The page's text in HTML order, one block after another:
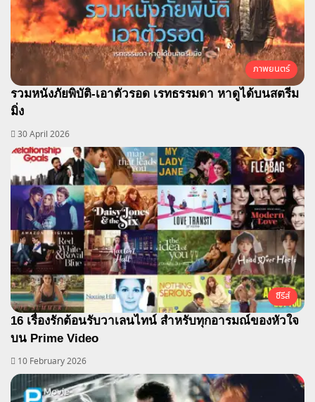
ภาพยนตร์
รวมหนังภัยพิบัติ-เอาตัวรอด เรทธรรมดา หาดูได้บนสตรีม
มิ่ง
30 April 2026
ซีรีส์
16 เรื่องรักต้อนรับวาเลนไทน์ สำหรับทุกอารมณ์ของหัวใจ
บน Prime Video
10 February 2026